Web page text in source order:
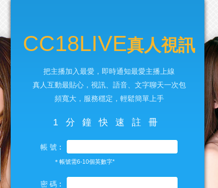
CC18LIVE真人視訊
把主播加入最愛，即時通知最愛主播上線
真人互動最貼心，視訊、語音、文字聊天一次包
頻寬大，服務穩定，輕鬆簡單上手
1分鐘快速註冊
帳 號︰
＊帳號需6-10個英數字*
密 碼︰